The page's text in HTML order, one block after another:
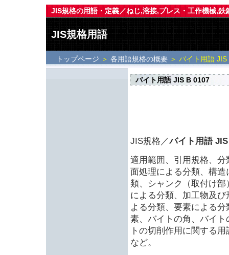
JIS規格の用語・定義／ねじ,溶接,プレス・工作機械,
JIS規格用語
トップページ ＞ 各用語規格の概要 ＞ バイト用語
バイト用語 JIS B 0107
JIS規格／バイト用語
適用範囲、引用規格、
面処理による分類、構
類、シャンク（取付け
による分類、加工物及
よる分類、要素による
素、バイトの角、バイ
トの切削作用に関する
など。